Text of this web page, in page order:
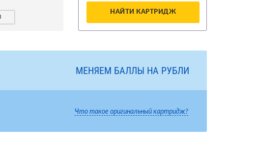
НАЙТИ КАРТРИДЖ
МЕНЯЕМ БАЛЛЫ НА РУБЛИ
Что такое оригинальный картридж?